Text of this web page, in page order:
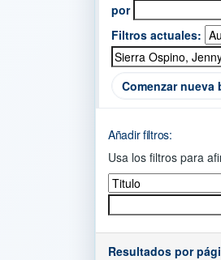
por
Filtros actuales:
Comenzar nueva
Añadir filtros:
Usa los filtros para
Resultados por